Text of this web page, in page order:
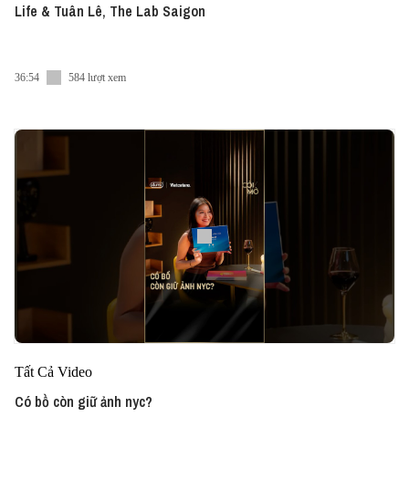
Life & Tuân Lê, The Lab Saigon
36:54 584 lượt xem
Tất Cả Video
Có bồ còn giữ ảnh nyc?